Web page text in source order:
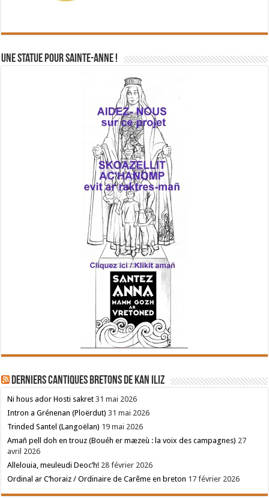
Une statue pour Sainte-Anne !
Derniers cantiques bretons de Kan Iliz
Ni hous ador Hosti sakret 31 mai 2026
Intron a Grénenan (Ploërdut) 31 mai 2026
Trinded Santel (Langoëlan) 19 mai 2026
Amañ pell doh en trouz (Bouéh er mæzeù : la voix des campagnes) 27
avril 2026
Allelouia, meuleudi Deoc’h! 28 février 2026
Ordinal ar C’horaiz / Ordinaire de Carême en breton 17 février 2026